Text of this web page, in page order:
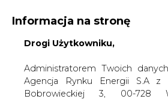
KONTAKT:
WYDAWCA PORTALU:
WYSOKI KONTRAST WIELKOŚĆ TEKSTU
Informacja na stronę
Drogi Użytkowniku,
Administratorem Twoich
Agencja Rynku Energii S.A z
Bobrowieckiej 3, 00-728